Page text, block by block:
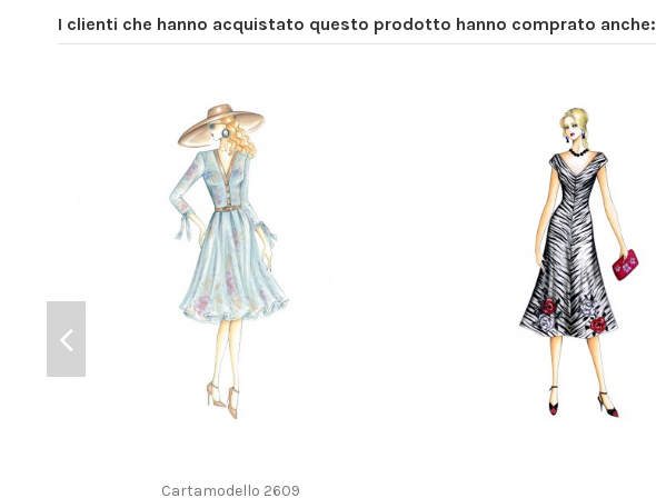
I clienti che hanno acquistato questo prodotto hanno comprato anche:
Cartamodello 2609